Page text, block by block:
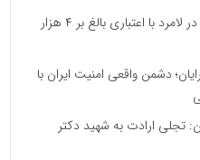
آغاز بهره‌برداری از ۶۸ پروژه عمرانی در لامرد با اعتباری بالغ بر ۴ هزار
دشمن واقعی امنیت ایران با
تجلی ارادت به شهید دکتر